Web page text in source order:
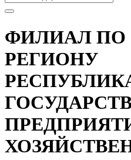
ФИЛИАЛ ПО
РЕГИОНУ